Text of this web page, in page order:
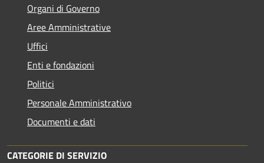
Organi di Governo
Aree Amministrative
Uffici
Enti e fondazioni
Politici
Personale Amministrativo
Documenti e dati
CATEGORIE DI SERVIZIO